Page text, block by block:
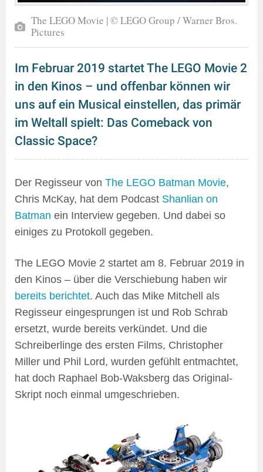
The LEGO Movie | © LEGO Group / Warner Bros.
Pictures
Im Februar 2019 startet The LEGO Movie 2
in den Kinos – und offenbar können wir
uns auf ein Musical einstellen, das primär
im Weltall spielt: Das Comeback von
Classic Space?
Der Regisseur von The LEGO Batman Movie,
Chris McKay, hat dem Podcast Shanlian on
Batman ein Interview gegeben. Und dabei so
einiges zu Protokoll gegeben.
The LEGO Movie 2 startet am 8. Februar 2019 in
den Kinos – über die Verschiebung haben wir
bereits berichtet. Auch das Mike Mitchell als
Regisseur eingesprungen ist und Rob Schrab
ersetzt, wurde bereits verkündet. Und die
Schreiberlinge des ersten Films, Christopher
Miller und Phil Lord, wurden gefühlt entmachtet,
hat doch Raphael Bob-Waksberg das Original-
Skript noch einmal umgeschrieben.